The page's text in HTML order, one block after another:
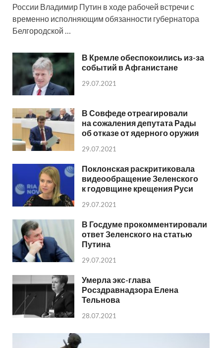
России Владимир Путин в ходе рабочей встречи с
временно исполняющим обязанности губернатора
Белгородской …
В Кремле обеспокоились из-за
событий в Афганистане
29.07.2021
В Совфеде отреагировали
на сожаления депутата Рады
об отказе от ядерного оружия
29.07.2021
Поклонская раскритиковала
видеообращение Зеленского
к годовщине крещения Руси
29.07.2021
В Госдуме прокомментировали
ответ Зеленского на статью
Путина
29.07.2021
Умерла экс-глава
Росздравнадзора Елена
Тельнова
28.07.2021